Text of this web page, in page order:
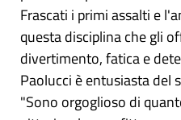
Frascati i primi assalti e
questa disciplina che gli
divertimento, fatica e
Paolucci è entusiasta del
"Sono orgoglioso di